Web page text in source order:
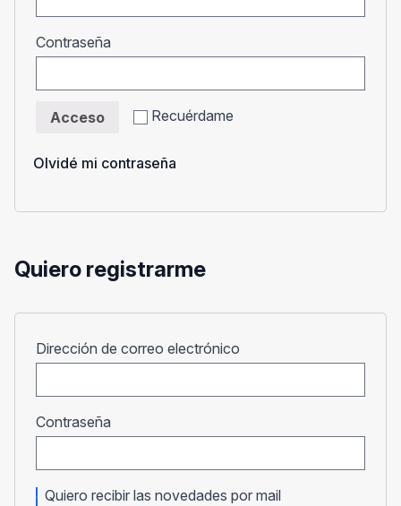
Contraseña
Recuérdame
Acceso
Olvidé mi contraseña
Quiero registrarme
Dirección de correo electrónico
Contraseña
Quiero recibir las novedades por mail